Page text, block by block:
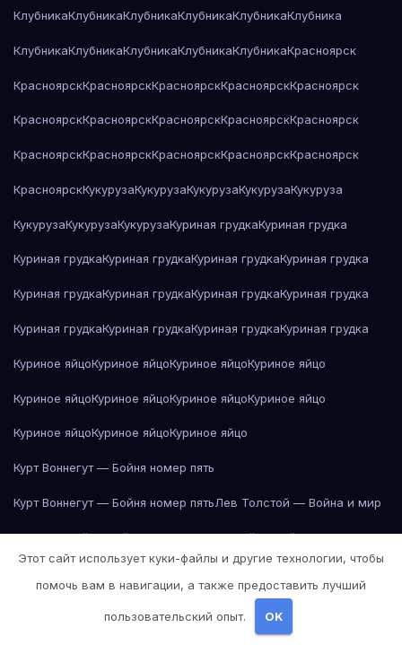
КлубникаКлубникаКлубникаКлубникаКлубникаКлубника
КлубникаКлубникаКлубникаКлубникаКлубникаКрасноярск
КрасноярскКрасноярскКрасноярскКрасноярскКрасноярск
КрасноярскКрасноярскКрасноярскКрасноярскКрасноярск
КрасноярскКрасноярскКрасноярскКрасноярскКрасноярск
КрасноярскКукурузаКукурузаКукурузаКукурузаКукуруза
КукурузаКукурузаКукурузаКуриная грудкаКуриная грудка
Куриная грудкаКуриная грудкаКуриная грудкаКуриная грудка
Куриная грудкаКуриная грудкаКуриная грудкаКуриная грудка
Куриная грудкаКуриная грудкаКуриная грудкаКуриная грудка
Куриное яйцоКуриное яйцоКуриное яйцоКуриное яйцо
Куриное яйцоКуриное яйцоКуриное яйцоКуриное яйцо
Куриное яйцоКуриное яйцоКуриное яйцо
Курт Воннегут — Бойня номер пять
Курт Воннегут — Бойня номер пятьЛев Толстой — Война и мир
Лев Толстой — Война и мирЛев Толстой — Война и мир
Этот сайт использует куки-файлы и другие технологии, чтобы
помочь вам в навигации, а также предоставить лучший
пользовательский опыт. OK